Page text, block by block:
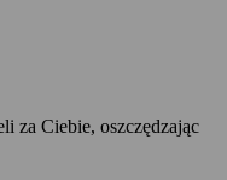
za Ciebie, oszczędzając